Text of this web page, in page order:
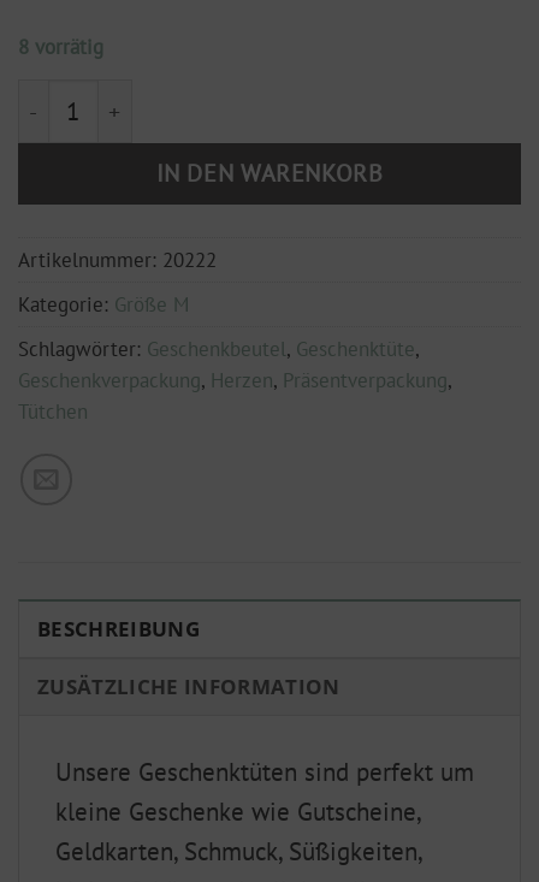
8 vorrätig
Geschenktüte M "Mint mit weißen Herzen" (10 Stück
IN DEN WARENKORB
Artikelnummer: 20222
Kategorie: Größe M
Schlagwörter: Geschenkbeutel, Geschenktüte,
Geschenkverpackung, Herzen, Präsentverpackung,
Tütchen
BESCHREIBUNG
ZUSÄTZLICHE INFORMATION
Unsere Geschenktüten sind perfekt um
kleine Geschenke wie Gutscheine,
Geldkarten, Schmuck, Süßigkeiten,